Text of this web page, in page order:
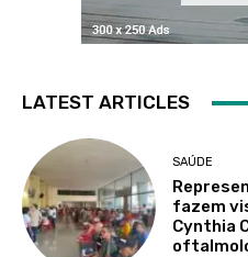
LATEST ARTICLES
SAÚDE
fazem
Cynthia